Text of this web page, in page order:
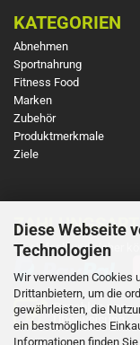
Diese Webseite
Technologien
Wir verwenden Cookies
Drittanbietern, um die
gewährleisten, die
ein bestmögliches
Informationen finden
KATEGORIEN
Abnehmen
Sportnahrung
Fitness Food
Marken
Zubehör
Produktmerkmale
Ziele
So einfach und sicher